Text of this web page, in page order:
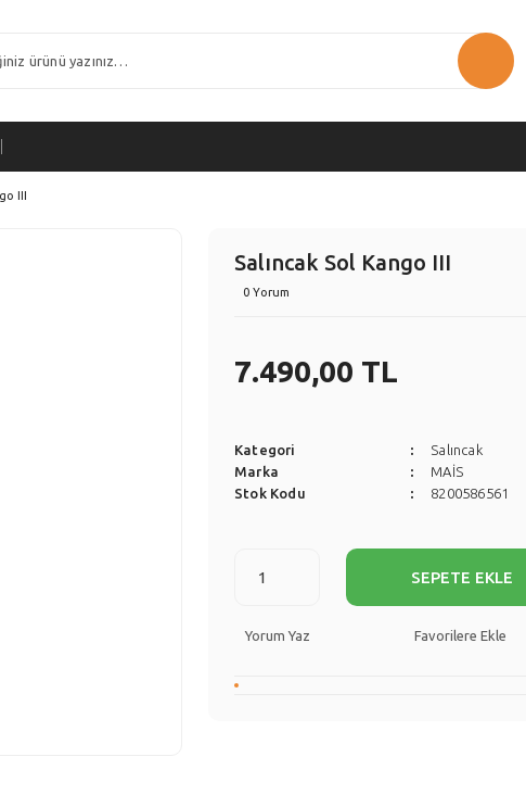
III
Salıncak Sol Kango III
0 Yorum
7.490,00 TL
Kategori
Salıncak
Marka
MAİS
Stok Kodu
8200586561
SEPETE EKLE
Yorum Yaz